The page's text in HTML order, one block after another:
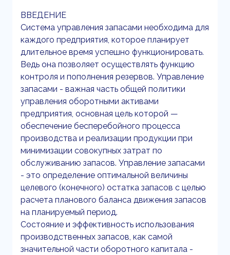
ВВЕДЕНИЕ
Система управления запасами необходима для
каждого предприятия, которое планирует
длительное время успешно функционировать.
Ведь она позволяет осуществлять функцию
контроля и пополнения резервов. Управление
запасами - важная часть общей политики
управления оборотными активами
предприятия, основная цель которой —
обеспечение бесперебойного процесса
производства и реализации продукции при
минимизации совокупных затрат по
обслуживанию запасов. Управление запасами
- это определение оптимальной величины
целевого (конечного) остатка запасов с целью
расчета планового баланса движения запасов
на планируемый период.
Состояние и эффективность использования
производственных запасов, как самой
значительной части оборотного капитала -